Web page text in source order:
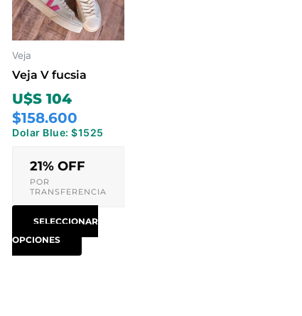
Veja
Veja V fucsia
U$S 104
$158.600
Dolar Blue: $1525
21% OFF
POR
TRANSFERENCIA
SELECCIONAR
OPCIONES
variantes.
Las
la
página
producto